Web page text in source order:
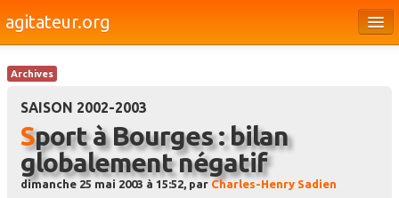
agitateur.org
Culture
Médias
Archives
SAISON 2002-2003
Sport à Bourges : bilan
globalement négatif
dimanche 25 mai 2003 à 15:52, par Charles-Henry Sadien